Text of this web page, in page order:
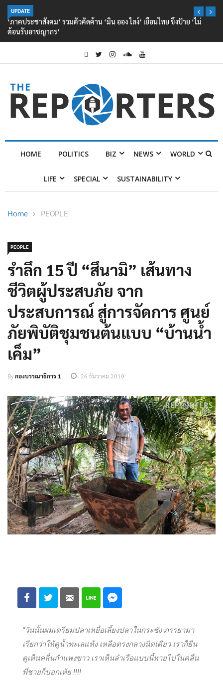
UPDATE
‘ภาคประชาสังคม’ รวมตัวคัดค้าน ‘มิน ออง ไลง์’ เยือนไทย ขึงป้าย ‘ไม่
ต้อนรับอาชญากร’
HOME POLITICS BIZ NEWS WORLD
LIFE SPECIAL SUSTAINABILITY
Home PEOPLE
PEOPLE
รำลึก 15 ปี “สึนามิ” เส้นทาง
ชีวิตผู้ประสบภัย จาก
ประสบการณ์ สู่การจัดการ ศูนย์
ภัยพิบัติชุมชนต้นแบบ “บ้านน้ำ
เค็ม”
Byกองบรรณาธิการ 1 26 ธันวาคม 2019
“วันนั้นผมเตรียมปลาเหยื่อเลี้ยงปลาในกระชัง ภรรยามา
เรียกว่าให้ดูน้ำทะเลแห้ง เหลือตรงกลางนิดเดียว เราก็ยืน
ดูเห็นคลื่นกำแพงขาว เราเห็นลำเรือแบบนี้หายไปในคลื่น
พี่ชายก็บอกเห้ย !!!!